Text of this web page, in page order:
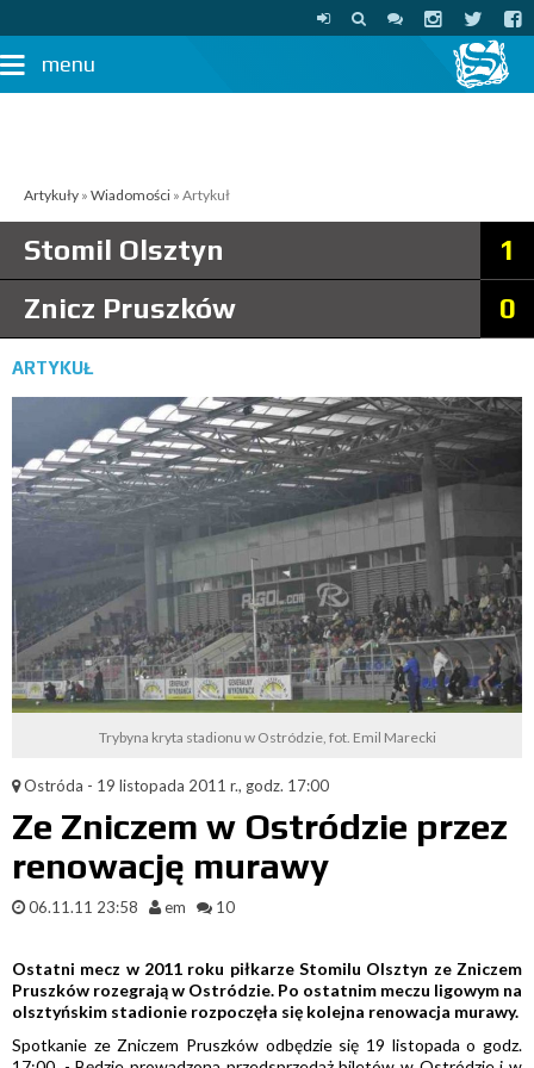
menu
Artykuły » Wiadomości » Artykuł
Stomil Olsztyn
1
Znicz Pruszków
0
ARTYKUŁ
Trybyna kryta stadionu w Ostródzie, fot. Emil Marecki
Ostróda - 19 listopada 2011 r., godz. 17:00
Ze Zniczem w Ostródzie przez
renowację murawy
06.11.11 23:58 em 10
Ostatni mecz w 2011 roku piłkarze Stomilu Olsztyn ze Zniczem
Pruszków rozegrają w Ostródzie. Po ostatnim meczu ligowym na
olsztyńskim stadionie rozpoczęła się kolejna renowacja murawy.
Spotkanie ze Zniczem Pruszków odbędzie się 19 listopada o godz.